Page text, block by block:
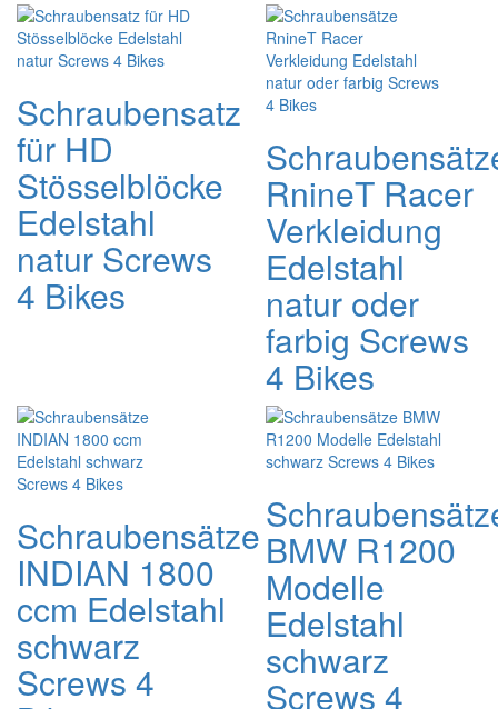
Schraubensatz
für HD
Stösselblöcke
Edelstahl
natur Screws
4 Bikes
RnineT Racer
Verkleidung
Edelstahl
natur oder
farbig Screws
4 Bikes
Schraubensätze
INDIAN 1800
ccm Edelstahl
schwarz
Screws 4
BMW R1200
Modelle
Edelstahl
schwarz
Screws 4